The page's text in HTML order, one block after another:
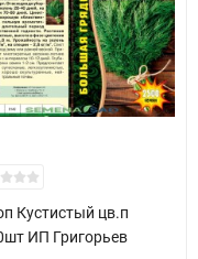
Кустистый цв.п
ИП Григорьев